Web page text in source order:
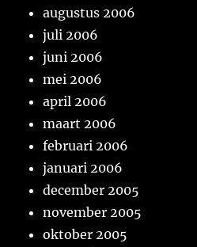
augustus 2006
juli 2006
juni 2006
mei 2006
april 2006
maart 2006
februari 2006
januari 2006
december 2005
november 2005
oktober 2005